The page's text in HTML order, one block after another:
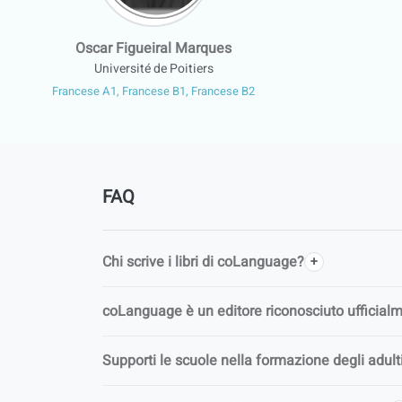
Oscar Figueiral Marques
Université de Poitiers
Francese A1, Francese B1, Francese B2
FAQ
Chi scrive i libri di coLanguage?
coLanguage è un editore riconosciuto
Supporti le scuole nella formazione degli